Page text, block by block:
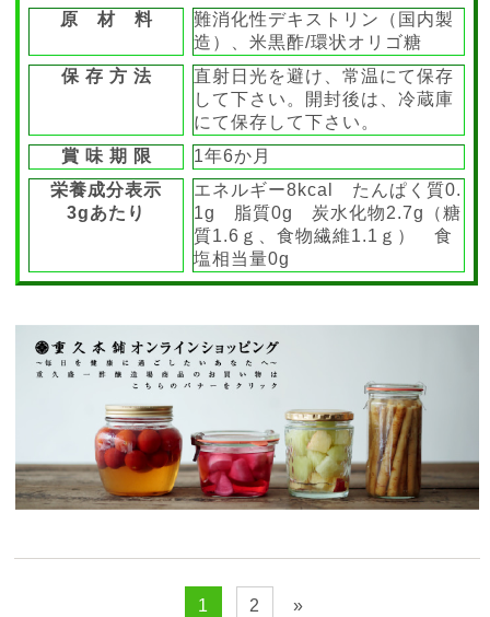
原 材 料
難消化性デキストリン（国内製
造）、米黒酢/環状オリゴ糖
保 存 方 法
直射日光を避け、常温にて保存
して下さい。開封後は、冷蔵庫
にて保存して下さい。
賞 味 期 限
1年6か月
栄養成分表示
3gあたり
エネルギー8kcal たんぱく質0.
1g 脂質0g 炭水化物2.7g（糖
質1.6ｇ、食物繊維1.1ｇ） 食
塩相当量0g
1 2 »